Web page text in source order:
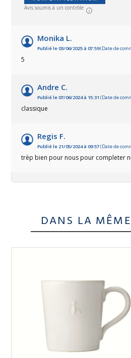
Avis soumis à un contrôle
Monika L.
Publié le 03/06/2025 à 07:59(Date de
5
Andre C.
Publié le 07/06/2024 à 15:31 (Date de
classique
Regis F.
Publié le 21/05/2024 à 09:57(Date de
trèp bien pour nous pour completer
DANS LA